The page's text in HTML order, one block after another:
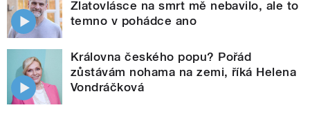
Zlatovlásce na smrt mě nebavilo, ale to
temno v pohádce ano
Královna českého popu? Pořád
zůstávám nohama na zemi, říká Helena
Vondráčková